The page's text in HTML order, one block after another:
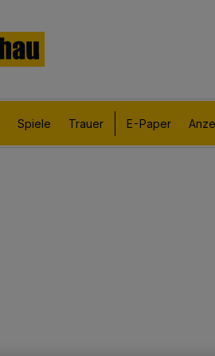
Spiele Trauer E-Paper